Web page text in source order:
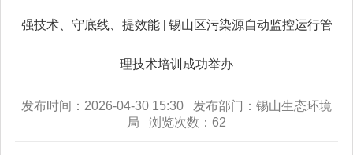
强技术、守底线、提效能 | 锡山区污染源自动监控运行管
理技术培训成功举办
发布时间：2026-04-30 15:30 发布部门：锡山生态环境
局 浏览次数： 62